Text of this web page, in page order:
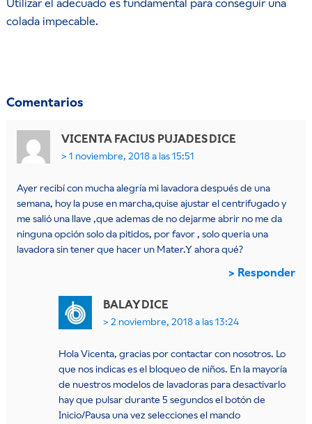
Utilizar el adecuado es fundamental para conseguir una
colada impecable.
Comentarios
VICENTA FACIUS PUJADES DICE
1 noviembre, 2018 a las 15:51
Ayer recibí con mucha alegría mi lavadora después de una
semana, hoy la puse en marcha,quise ajustar el centrifugado y
me salió una llave ,que ademas de no dejarme abrir no me da
ninguna opción solo da pitidos, por favor , solo queria una
lavadora sin tener que hacer un Mater.Y ahora qué?
Responder
BALAY DICE
2 noviembre, 2018 a las 13:24
Hola Vicenta, gracias por contactar con nosotros. Lo
que nos indicas es el bloqueo de niños. En la mayoría
de nuestros modelos de lavadoras para desactivarlo
hay que pulsar durante 5 segundos el botón de
Inicio/Pausa una vez selecciones el mando